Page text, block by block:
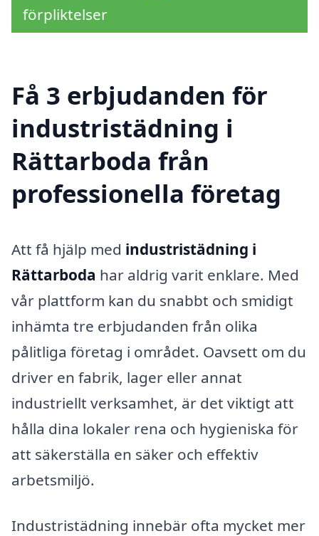
förpliktelser
Få 3 erbjudanden för
industristädning i
Rättarboda från
professionella företag
Att få hjälp med industristädning i
Rättarboda har aldrig varit enklare. Med
vår plattform kan du snabbt och smidigt
inhämta tre erbjudanden från olika
pålitliga företag i området. Oavsett om du
driver en fabrik, lager eller annat
industriellt verksamhet, är det viktigt att
hålla dina lokaler rena och hygieniska för
att säkerställa en säker och effektiv
arbetsmiljö.
Industristädning innebär ofta mycket mer